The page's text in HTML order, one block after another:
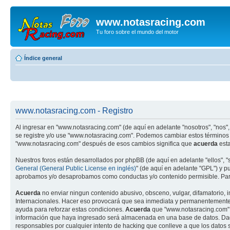
www.notasracing.com
Tu foro sobre el mundo del motor
Índice general
www.notasracing.com - Registro
Al ingresar en "www.notasracing.com" (de aquí en adelante "nosotros",
se registre y/o use "www.notasracing.com". Podemos cambiar estos
"www.notasracing.com" después de esos cambios significa que acuerda
Nuestros foros están desarrollados por phpBB (de aquí en adelante "ellos",
General (General Public License en inglés)" (de aquí en adelante "GPL") y
aprobamos y/o desaprobamos como conductas y/o contenido permisible.
Acuerda no enviar ningun contenido abusivo, obsceno, vulgar,
Internacionales. Hacer eso provocará que sea inmediata y
ayuda para reforzar estas condiciones. Acuerda que
información que haya ingresado será almacenada en una base de datos.
responsables por cualquier intento de hacking que conlleve a que los datos